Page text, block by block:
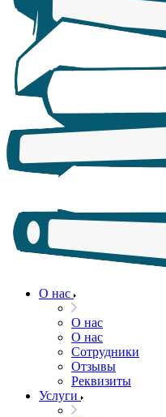
О нас
О нас
О нас
Сотрудники
Отзывы
Реквизиты
Услуги